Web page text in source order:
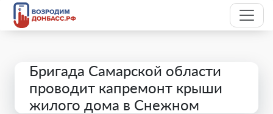
Бригада Самарской области
проводит капремонт крыши
жилого дома в Снежном